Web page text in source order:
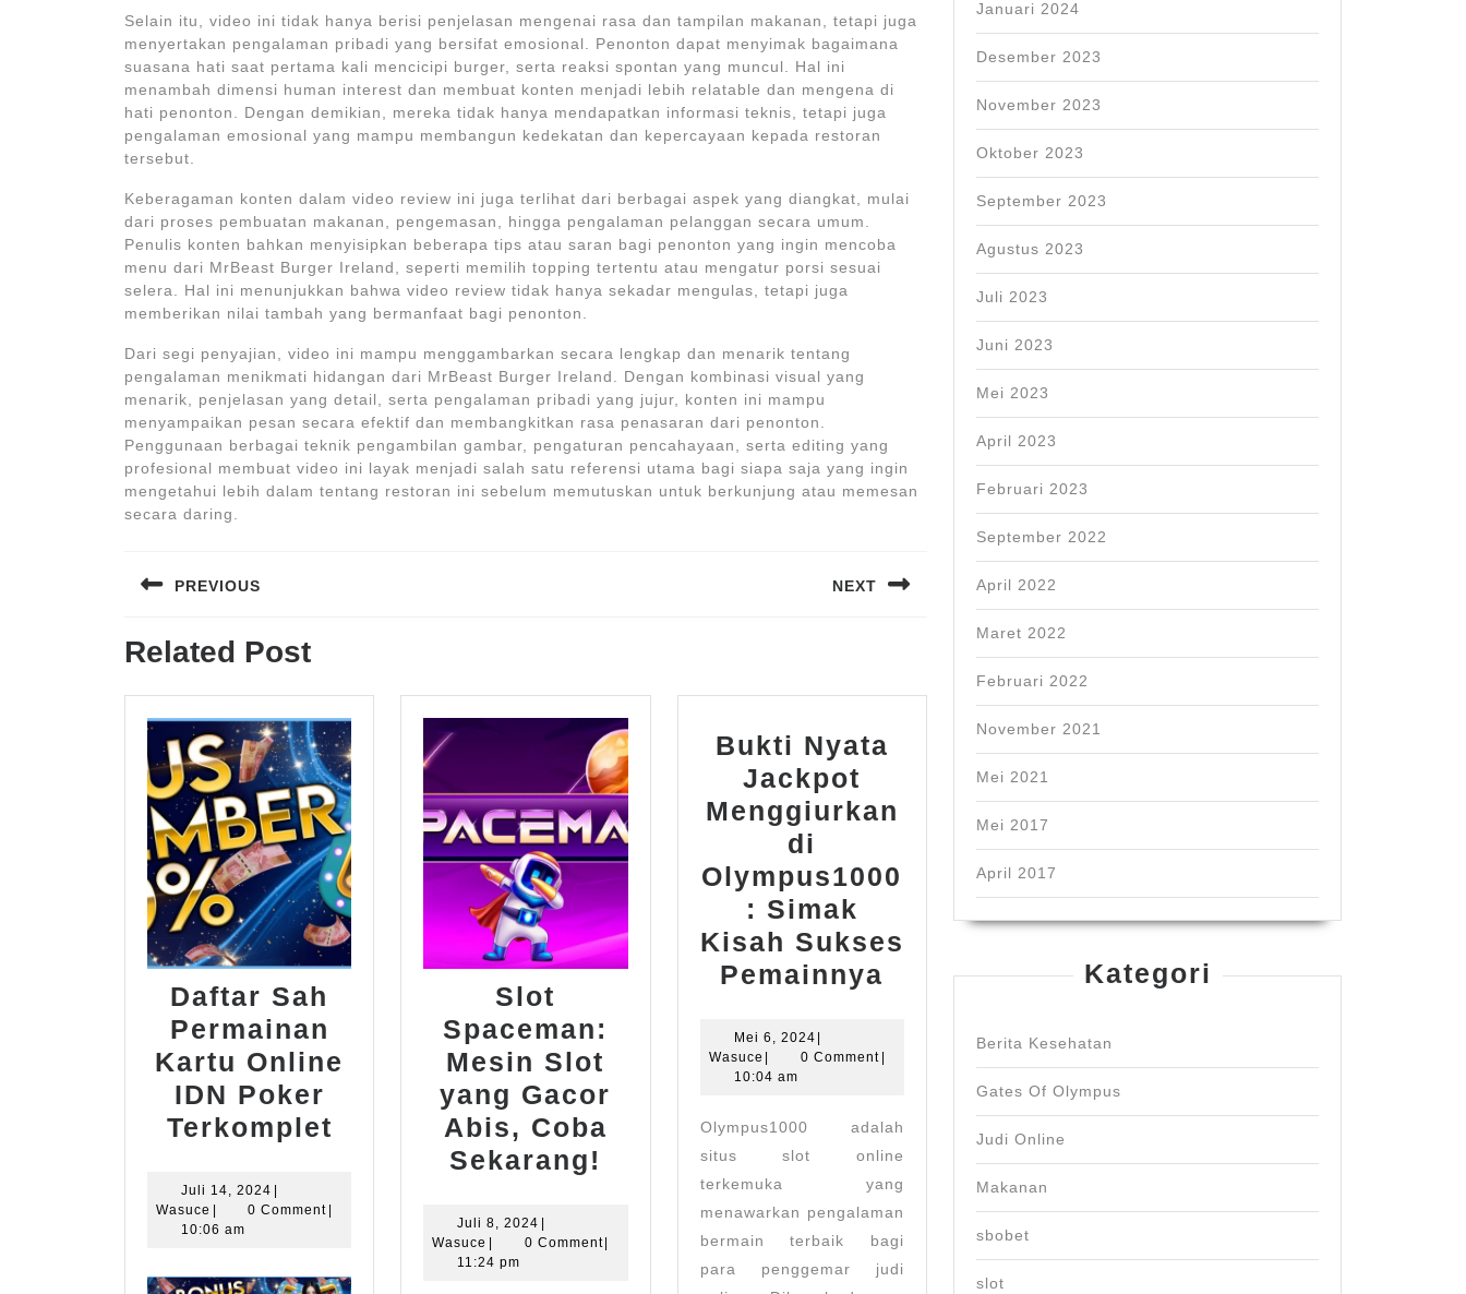
Selain itu, video ini tidak hanya berisi penjelasan mengenai rasa dan tampilan makanan, tetapi juga
menyertakan pengalaman pribadi yang bersifat emosional. Penonton dapat menyimak bagaimana
suasana hati saat pertama kali mencicipi burger, serta reaksi spontan yang muncul. Hal ini
menambah dimensi human interest dan membuat konten menjadi lebih relatable dan mengena di
hati penonton. Dengan demikian, mereka tidak hanya mendapatkan informasi teknis, tetapi juga
pengalaman emosional yang mampu membangun kedekatan dan kepercayaan kepada restoran
tersebut.
Keberagaman konten dalam video review ini juga terlihat dari berbagai aspek yang diangkat, mulai
dari proses pembuatan makanan, pengemasan, hingga pengalaman pelanggan secara umum.
Penulis konten bahkan menyisipkan beberapa tips atau saran bagi penonton yang ingin mencoba
menu dari MrBeast Burger Ireland, seperti memilih topping tertentu atau mengatur porsi sesuai
selera. Hal ini menunjukkan bahwa video review tidak hanya sekadar mengulas, tetapi juga
memberikan nilai tambah yang bermanfaat bagi penonton.
Dari segi penyajian, video ini mampu menggambarkan secara lengkap dan menarik tentang
pengalaman menikmati hidangan dari MrBeast Burger Ireland. Dengan kombinasi visual yang
menarik, penjelasan yang detail, serta pengalaman pribadi yang jujur, konten ini mampu
menyampaikan pesan secara efektif dan membangkitkan rasa penasaran dari penonton.
Penggunaan berbagai teknik pengambilan gambar, pengaturan pencahayaan, serta editing yang
profesional membuat video ini layak menjadi salah satu referensi utama bagi siapa saja yang ingin
mengetahui lebih dalam tentang restoran ini sebelum memutuskan untuk berkunjung atau memesan
secara daring.
posPREVIOUS
post:
NEXT
Related Post
Daftar Sah
Permainan
Kartu Online
IDN Poker
Terkomplet
Juli 14, 2024 Juli
14,
Wasuce Wasuce0 Comment
10:06 am
Slot
Spaceman:
Mesin Slot
yang Gacor
Abis, Coba
Sekarang!
Spaceman:
Slot
Juli 8, 2024 Juli
8,
Wasuce Wasuce0 Comment
11:24 pm
Bukti Nyata
Jackpot
Menggiurkan
di
Olympus1000
: Simak
Kisah Sukses
Pemainnya Bukti
Jackpot
Menggiurkan
Olympus1000:
Simak
Kisah
Sukses
Pemainnya
Mei 6, 2024Mei
6,
Wasuce Wasuce0 Comment
10:04 am
Olympus1000 adalah
situs slot online
terkemuka yang
menawarkan pengalaman
bermain terbaik bagi
para penggemar judi
Januari 2024
Desember 2023
November 2023
Oktober 2023
September 2023
Agustus 2023
Juli 2023
Juni 2023
Mei 2023
April 2023
Februari 2023
September 2022
April 2022
Maret 2022
Februari 2022
November 2021
Mei 2021
Mei 2017
April 2017
Kategori
Berita Kesehatan
Gates Of Olympus
Judi Online
Makanan
sbobet
slot